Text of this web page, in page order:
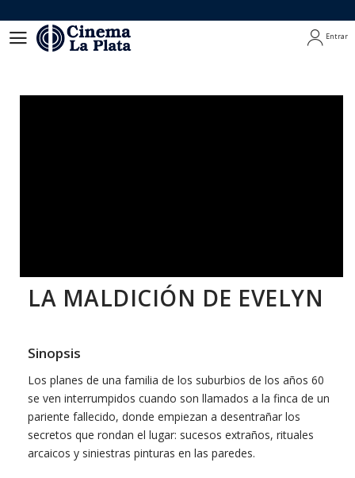
Entrar
LA MALDICIÓN DE EVELYN
Sinopsis
Los planes de una familia de los suburbios de los años 60
se ven interrumpidos cuando son llamados a la finca de un
pariente fallecido, donde empiezan a desentrañar los
secretos que rondan el lugar: sucesos extraños, rituales
arcaicos y siniestras pinturas en las paredes.